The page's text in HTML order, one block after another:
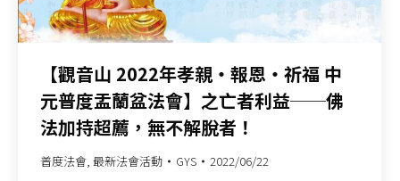
【觀音山 2022年孝親‧報恩‧祈福 中
元普度盂蘭盆法會】之亡者利益──佛
法加持超薦，無不解脫者！
普度法會, 最新法會活動 GYS 2022/06/22